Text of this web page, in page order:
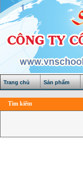
Trang chủ Sản phẩm
Tìm kiếm